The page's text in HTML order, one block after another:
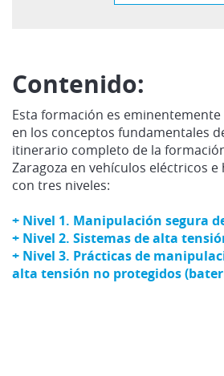
Contenido:
Esta formación es
en los conceptos fundamentales
itinerario completo de la
Zaragoza en vehículos eléctricos
con tres niveles:
+ Nivel 1. Manipulación segura
+ Nivel 2. Sistemas de alta
+ Nivel 3. Prácticas de
alta tensión no protegidos